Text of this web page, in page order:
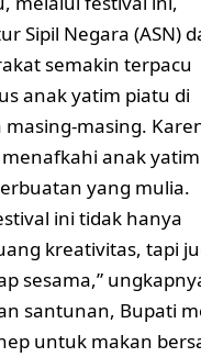
Sipil Negara (ASN)
semakin terpacu
anak yatim piatu di
masing.
anak yatim
yang mulia.
ini tidak hanya
kreativitas, tapi
sesama,”
santunan, Bupati
untuk makan